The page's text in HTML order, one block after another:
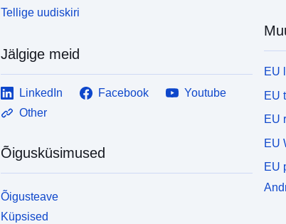
Tellige uudiskiri
Jälgige meid
LinkedIn Facebook
Youtube
Other
Õigusküsimused
Õigusteave
Küpsised
EU
EU
EU
EU
EU